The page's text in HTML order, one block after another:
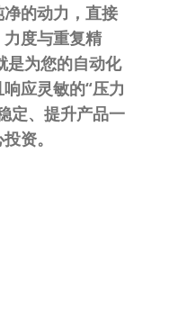
的动力，直接
度与重复精
是为您的自动化
应灵敏的“压力
定、提升产品一
资。